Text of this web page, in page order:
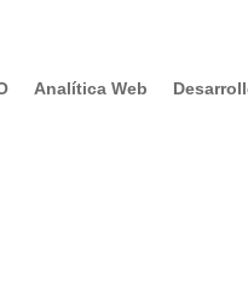
Analítica Web